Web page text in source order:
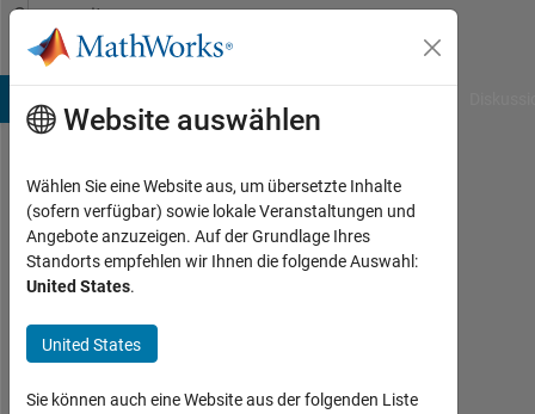
Weiter zum Inhalt
Community
Profile
Norman
Johnson
University
of
Nevada,
Reno
Website auswählen
Wählen Sie eine Website aus, um übersetzte Inhalte
(sofern verfügbar) sowie lokale Veranstaltungen und
Angebote anzuzeigen. Auf der Grundlage Ihres
Standorts empfehlen wir Ihnen die folgende Auswahl:
United States.
United States
Sie können auch eine Website aus der folgenden Liste